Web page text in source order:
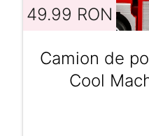
49.99 RON
Camion de
Cool